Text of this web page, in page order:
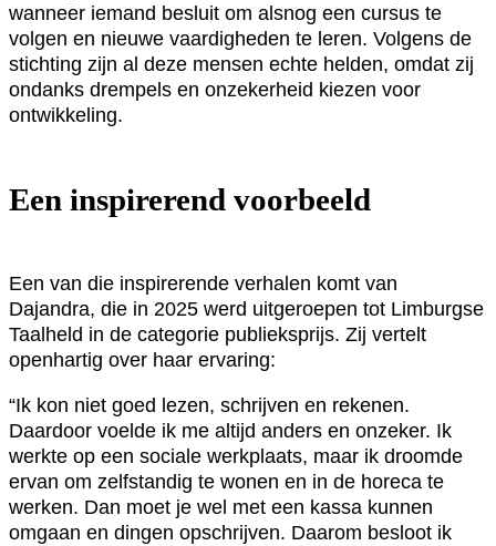
wanneer iemand besluit om alsnog een cursus te
volgen en nieuwe vaardigheden te leren. Volgens de
stichting zijn al deze mensen echte helden, omdat zij
ondanks drempels en onzekerheid kiezen voor
ontwikkeling.
Een inspirerend voorbeeld
Een van die inspirerende verhalen komt van
Dajandra, die in 2025 werd uitgeroepen tot Limburgse
Taalheld in de categorie publieksprijs. Zij vertelt
openhartig over haar ervaring:
“Ik kon niet goed lezen, schrijven en rekenen.
Daardoor voelde ik me altijd anders en onzeker. Ik
werkte op een sociale werkplaats, maar ik droomde
ervan om zelfstandig te wonen en in de horeca te
werken. Dan moet je wel met een kassa kunnen
omgaan en dingen opschrijven. Daarom besloot ik